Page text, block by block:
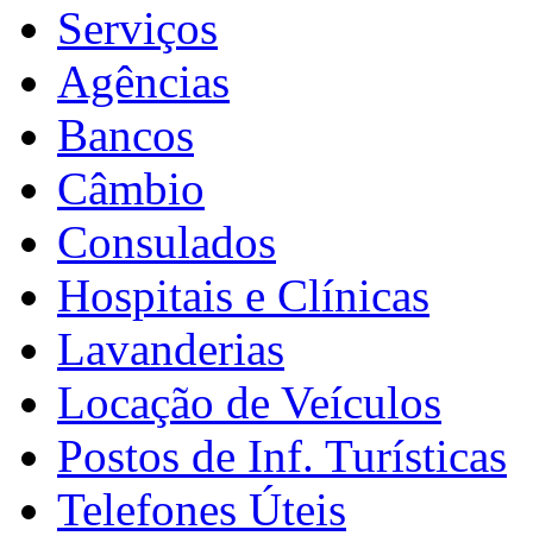
Serviços
Agências
Bancos
Câmbio
Consulados
Hospitais e Clínicas
Lavanderias
Locação de Veículos
Postos de Inf. Turísticas
Telefones Úteis